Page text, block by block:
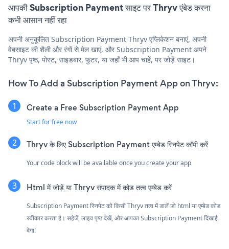
आपकी Subscription Payment साइट पर Thryv एंबेड करना
कभी आसान नहीं रहा
अपनी अनुकूलित Subscription Payment Thryv एप्लिकेशन बनाएं, अपनी
वेबसाइट की शैली और रंगों से मेल खाएं, और Subscription Payment अपने
Thryv पृष्ठ, पोस्ट, साइडबार, फुटर, या जहाँ भी आप चाहें, पर जोड़ें साइट।
How To Add a Subscription Payment App on Thryv:
Create a Free Subscription Payment App
Start for free now
Thryv के लिए Subscription Payment एम्बेड स्निपेट कॉपी करें
Your code block will be available once you create your app
Html में जोड़ें या Thryv संपादक में कोड तत्व एम्बेड करें
Subscription Payment स्निपेट को किसी Thryv तत्व में डालें जो html या एम्बेड कोड
स्वीकार करता है। सहेजें, लाइव पृष्ठ देखें, और आपका Subscription Payment दिखाई
देगा!